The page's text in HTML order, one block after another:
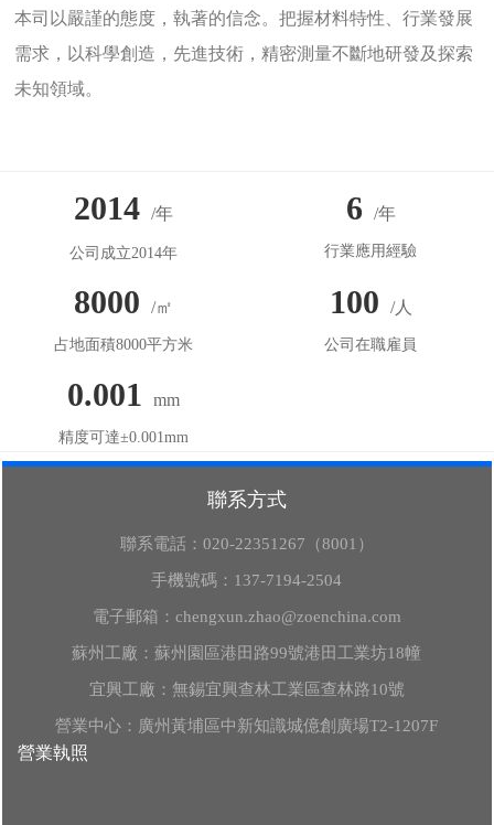
本司以嚴謹的態度，執著的信念。把握材料特性、行業發展
需求，以科學創造，先進技術，精密測量不斷地研發及探索
未知領域。
2014 /年
公司成立2014年
6 /年
行業應用經驗
8000 /㎡
占地面積8000平方米
100 /人
公司在職雇員
0.001 mm
精度可達±0.001mm
聯系方式
聯系電話： 020-22351267（8001）
手機號碼： 137-7194-2504
電子郵箱： chengxun.zhao@zoenchina.com
蘇州工廠：蘇州園區港田路99號港田工業坊18幢
宜興工廠：無錫宜興查林工業區查林路10號
營業中心：廣州黃埔區中新知識城億創廣場T2-1207F
營業執照